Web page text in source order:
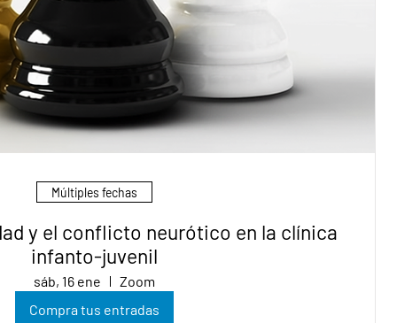
Múltiples fechas
y el conflicto neurótico en la clínica
infanto-juvenil
sáb, 16 ene
Zoom
Compra tus entradas